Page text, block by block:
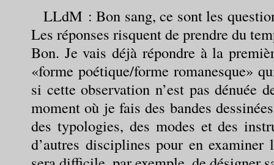
LLdM : Bon sang, ce sont les
Les réponses risquent de prendre du
Bon. Je vais déjà répondre à la
«forme poétique/forme romanesque»
si cette observation n’est pas dénuée
moment où je fais des bandes
des typologies, des modes et des
d’autres disciplines pour en examiner